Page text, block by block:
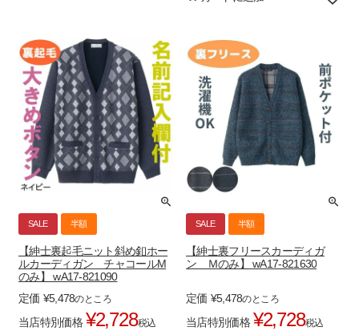
SALE 半額
【紳士裏起毛ニット斜め釦ホー
ルカーディガン チャコールM
のみ】 wA17-821090
定価 ¥5,478のところ
当店特別価格 ¥2,728税込
SALE 半額
【紳士裏フリースカーディガ
ン Ｍのみ】 wA17-821630
定価 ¥5,478のところ
当店特別価格 ¥2,728税込